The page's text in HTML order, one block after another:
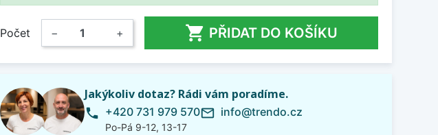
Počet − +  PŘIDAT DO KOŠÍKU
Jakýkoliv dotaz? Rádi vám poradíme.
phone +420 731 979 570
Po-Pá 9-12, 13-17
mail_outline info@trendo.cz